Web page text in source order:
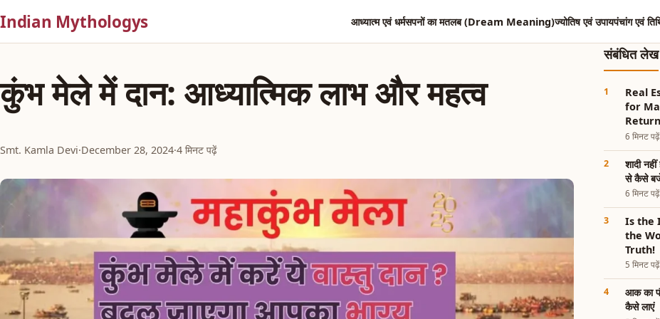
Indian Mythologys आध्यात्म एवं धर्मसपनों का मतलब (Dream Meaning)ज्योतिष एवं उपायपंचांग एवं
कुंभ मेले में दान: आध्यात्मिक लाभ और महत्व
Smt. Kamla Devi·December 28, 2024·4 मिनट पढ़ें
संबंधित लेख
Real
for
6 मिनट पढ़ें
शादी
से कैसे
6 मिनट पढ़ें
Is the
the
Truth!
5 मिनट पढ़ें
आक का
कैसे लाएं